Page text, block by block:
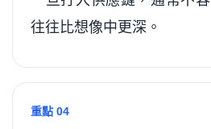
往往比想像中更深。
重點 04